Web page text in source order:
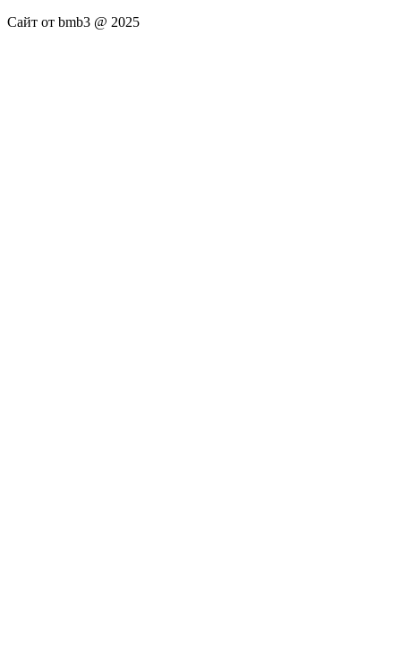
Сайт от bmb3 @ 2025